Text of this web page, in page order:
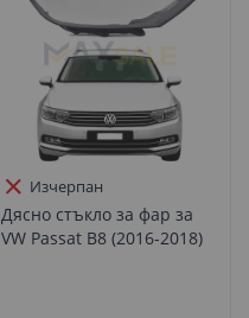
Изчерпан
Дясно стъкло за фар за
VW Passat B8 (2016-2018)